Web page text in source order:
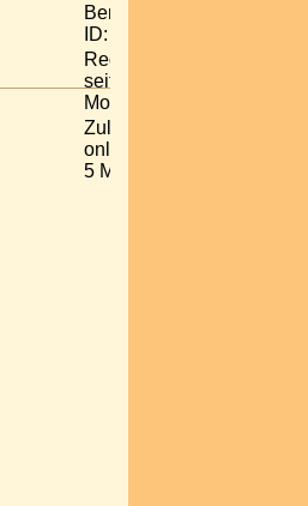
Benutzer-
ID: 37993
Registriert:
seit 5
Monaten
Zuletzt
online: vor
5 Monaten